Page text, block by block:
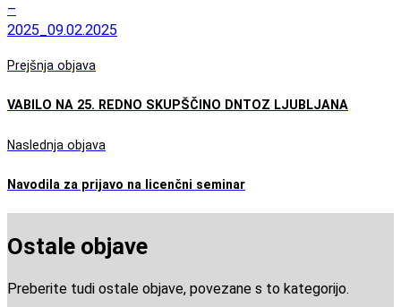
–
2025_09.02.2025
Prejšnja objava
VABILO NA 25. REDNO SKUPŠČINO DNTOZ LJUBLJANA
Naslednja objava
Navodila za prijavo na licenčni seminar
Ostale objave
Preberite tudi ostale objave, povezane s to kategorijo.